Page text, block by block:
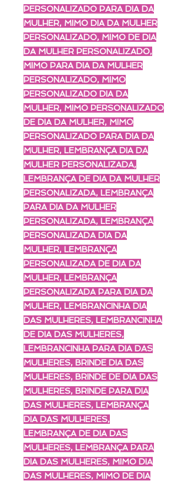
PERSONALIZADO PARA DIA DA
MULHER, MIMO DIA DA MULHER
PERSONALIZADO, MIMO DE DIA
DA MULHER PERSONALIZADO,
MIMO PARA DIA DA MULHER
PERSONALIZADO, MIMO
PERSONALIZADO DIA DA
MULHER, MIMO PERSONALIZADO
DE DIA DA MULHER, MIMO
PERSONALIZADO PARA DIA DA
MULHER, LEMBRANÇA DIA DA
MULHER PERSONALIZADA,
LEMBRANÇA DE DIA DA MULHER
PERSONALIZADA, LEMBRANÇA
PARA DIA DA MULHER
PERSONALIZADA, LEMBRANÇA
PERSONALIZADA DIA DA
MULHER, LEMBRANÇA
PERSONALIZADA DE DIA DA
MULHER, LEMBRANÇA
PERSONALIZADA PARA DIA DA
MULHER, LEMBRANCINHA DIA
DAS MULHERES, LEMBRANCINHA
DE DIA DAS MULHERES,
LEMBRANCINHA PARA DIA DAS
MULHERES, BRINDE DIA DAS
MULHERES, BRINDE DE DIA DAS
MULHERES, BRINDE PARA DIA
DAS MULHERES, LEMBRANÇA
DIA DAS MULHERES,
LEMBRANÇA DE DIA DAS
MULHERES, LEMBRANÇA PARA
DIA DAS MULHERES, MIMO DIA
DAS MULHERES, MIMO DE DIA